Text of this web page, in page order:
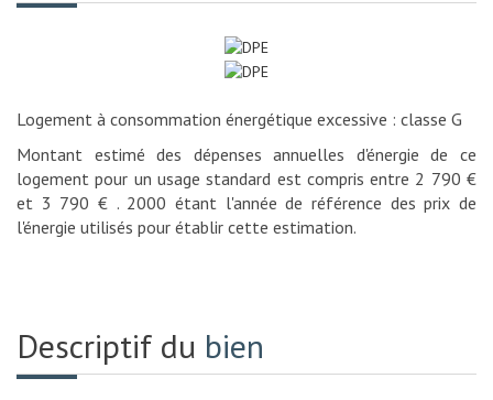
Logement à consommation énergétique excessive : classe G
Montant estimé des dépenses annuelles d'énergie de ce
logement pour un usage standard est compris entre 2 790 €
et 3 790 € . 2000 étant l'année de référence des prix de
l'énergie utilisés pour établir cette estimation.
Descriptif du bien